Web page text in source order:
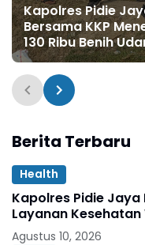
Kapolres Pidie
Bersama KKP
130 Ribu Benih
Berita Terbaru
Health
Kapolres Pidie Jaya
Layanan
Agustus 10, 2026